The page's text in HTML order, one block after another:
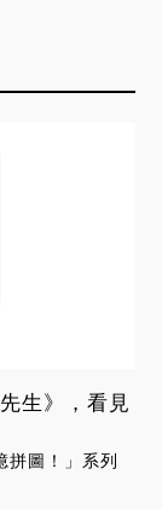
生》，看見
拼圖！」系列